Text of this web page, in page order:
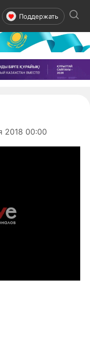
Поддержать
00:00